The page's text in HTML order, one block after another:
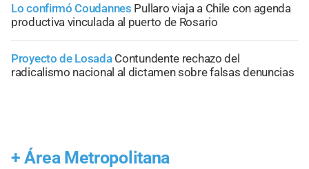
Lo confirmó Coudannes Pullaro viaja a Chile con agenda
productiva vinculada al puerto de Rosario
Proyecto de Losada Contundente rechazo del
radicalismo nacional al dictamen sobre falsas denuncias
+ Área Metropolitana